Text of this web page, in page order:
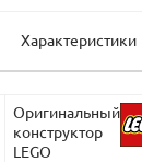
Характеристики
Оригинальный
конструктор
LEGO